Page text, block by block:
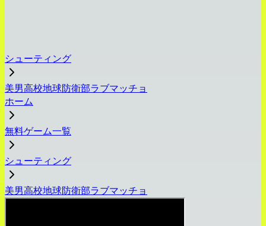
シューティング
美男高校地球防衛部ラブマッチョ
ホーム
無料ゲーム一覧
シューティング
美男高校地球防衛部ラブマッチョ